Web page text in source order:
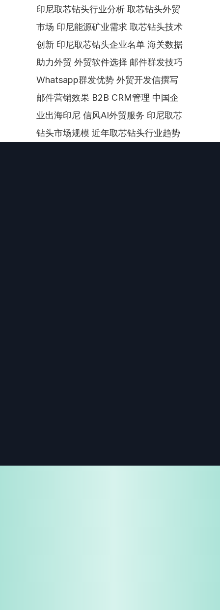
印尼取芯钻头行业分析 取芯钻头外贸
市场 印尼能源矿业需求 取芯钻头技术
创新 印尼取芯钻头企业名单 海关数据
助力外贸 外贸软件选择 邮件群发技巧
Whatsapp群发优势 外贸开发信撰写
邮件营销效果 B2B CRM管理 中国企
业出海印尼 信风AI外贸服务 印尼取芯
钻头市场规模 近年取芯钻头行业趋势